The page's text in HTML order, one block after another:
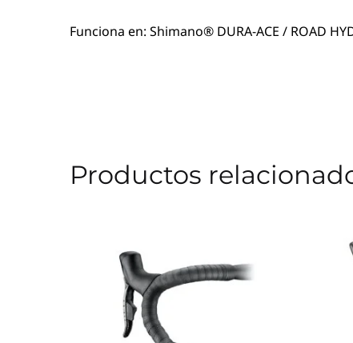
Funciona en: Shimano® DURA-ACE / ROAD
Productos